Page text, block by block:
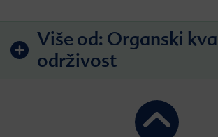
Više od: Organski
održivost